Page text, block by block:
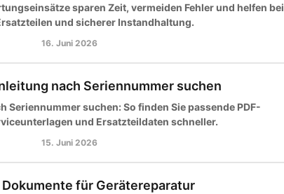
sparen Zeit, vermeiden Fehler und helfen bei
und sicherer Instandhaltung.
16. Juni 2026
nach Seriennummer suchen
Seriennummer suchen: So finden Sie passende PDF-
und Ersatzteildaten schneller.
15. Juni 2026
für Gerätereparatur